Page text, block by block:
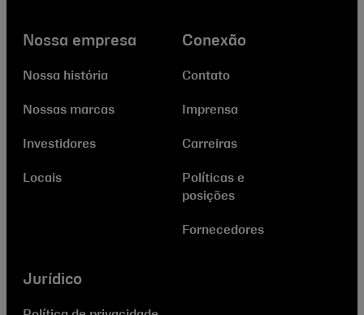
Nossa empresa
Nossa história
Nossas marcas
Investidores
Locais
Conexão
Contato
Imprensa
Carreiras
Políticas e
posições
Fornecedores
Jurídico